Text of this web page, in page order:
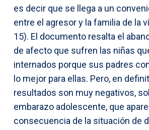
es decir que se llega a un
entre el agresor y la familia de la
15). El documento resalta el
de afecto que sufren las niñas
internados porque sus padres
lo mejor para ellas. Pero, en
resultados son muy negativos,
embarazo adolescente, que
consecuencia de la situación de